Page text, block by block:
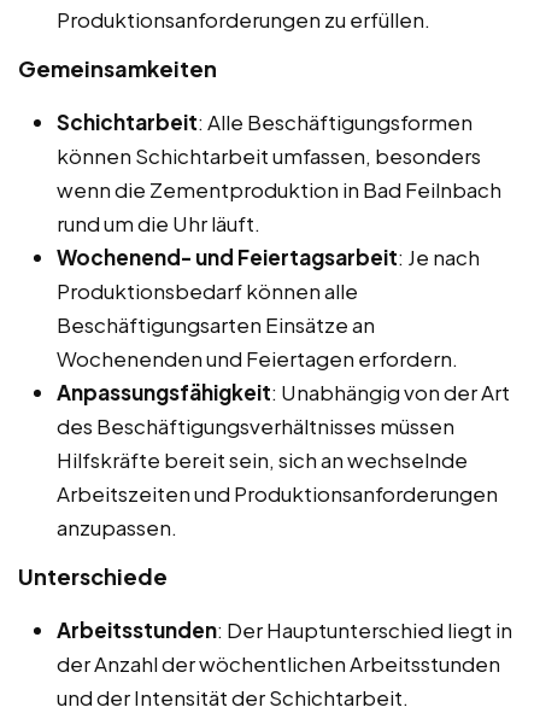
Produktionsanforderungen zu erfüllen.
Gemeinsamkeiten
Schichtarbeit: Alle Beschäftigungsformen
können Schichtarbeit umfassen, besonders
wenn die Zementproduktion in Bad Feilnbach
rund um die Uhr läuft.
Wochenend- und Feiertagsarbeit: Je nach
Produktionsbedarf können alle
Beschäftigungsarten Einsätze an
Wochenenden und Feiertagen erfordern.
Anpassungsfähigkeit: Unabhängig von der Art
des Beschäftigungsverhältnisses müssen
Hilfskräfte bereit sein, sich an wechselnde
Arbeitszeiten und Produktionsanforderungen
anzupassen.
Unterschiede
Arbeitsstunden: Der Hauptunterschied liegt in
der Anzahl der wöchentlichen Arbeitsstunden
und der Intensität der Schichtarbeit.